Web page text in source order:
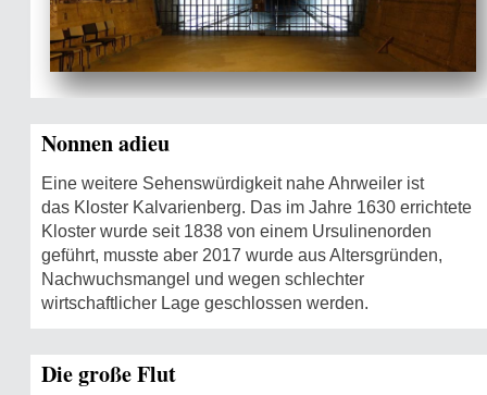
Nonnen adieu
Eine weitere Sehenswürdigkeit nahe Ahrweiler ist
das Kloster Kalvarienberg. Das im Jahre 1630 errichtete
Kloster wurde seit 1838 von einem Ursulinenorden
geführt, musste aber 2017 wurde aus Altersgründen,
Nachwuchsmangel und wegen schlechter
wirtschaftlicher Lage geschlossen werden.
Die große Flut